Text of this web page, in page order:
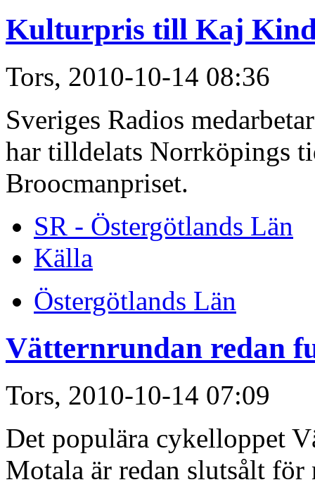
Kulturpris till Kaj
Tors, 2010-10-14 08:36
Sveriges Radios
har tilldelats Norrköpings
Broocmanpriset.
SR - Östergötlands Län
Källa
Östergötlands Län
Vätternrundan redan
Tors, 2010-10-14 07:09
Det populära cykelloppet
Motala är redan slutsålt för